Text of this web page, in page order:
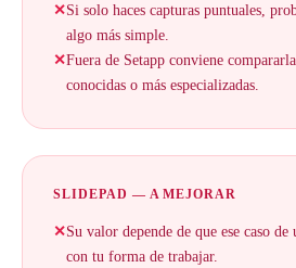
✕Si solo haces capturas puntuales,
algo más simple.
✕Fuera de Setapp conviene
conocidas o más especializadas.
SLIDEPAD — A MEJORAR
✕Su valor depende de que ese caso de
con tu forma de trabajar.